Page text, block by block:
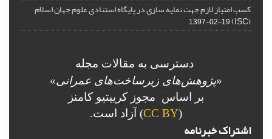
کسب امتیاز لازم جهت نمایه سازی در پایگاه استنادی علوم جهان اسلام
(ISC)
1397-02-19
دسترسی به مقالات مجله
«پژوهش‌های زیرساخت‌های عمرانی»
بر اساس مجوز کرییتیو کامنز
(
CC BY) آزاد است.
اشتراک خبرنامه